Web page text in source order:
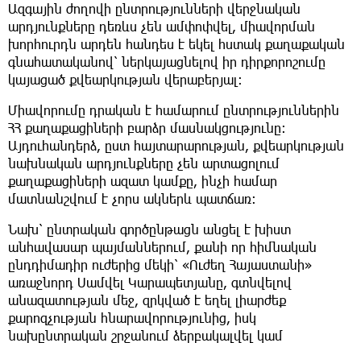
Ազգային ժողովի ընտրությունների վերջնական
արդյունքները դեռևս չեն ամփոփվել, միավորման
խորհուրդն արդեն հանդես է եկել հստակ քաղաքական
գնահատականով՝ ներկայացնելով իր դիրքորոշումը
կայացած քվեարկության վերաբերյալ։
Միավորումը դրական է համարում ընտրություններին
ՀՀ քաղաքացիների բարձր մասնակցությունը։
Այդուհանդերձ, ըստ հայտարարության, քվեարկության
նախնական արդյունքները չեն արտացոլում
քաղաքացիների ազատ կամքը, ինչի համար
մատնանշվում է չորս ակներև պատճառ։
Նախ՝ ընտրական գործընթացն անցել է խիստ
անհավասար պայմաններում, քանի որ հիմնական
ընդդիմադիր ուժերից մեկի՝ «Ուժեղ Հայաստանի»
առաջնորդ Սամվել Կարապետյանը, գտնվելով
անազատության մեջ, զրկված է եղել լիարժեք
քարոզչության հնարավորությունից, իսկ
նախընտրական շրջանում ձերբակալվել կամ